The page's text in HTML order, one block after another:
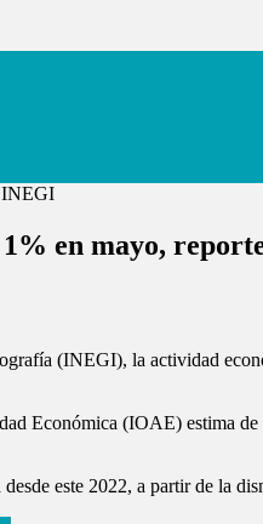
en mayo,
(INEGI), la actividad
Económica (IOAE) estima
este 2022, a partir de la